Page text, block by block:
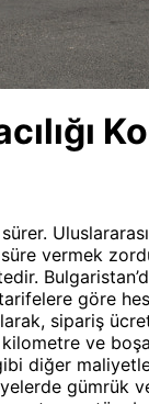
Uluslararası
vermek
göre
sipariş
kilometre ve
diğer
gümrük